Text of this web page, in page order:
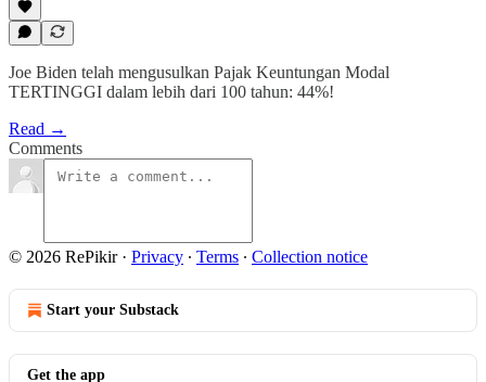
Joe Biden telah mengusulkan Pajak Keuntungan Modal
TERTINGGI dalam lebih dari 100 tahun: 44%!
Read →
Comments
© 2026 RePikir· Privacy ∙ Terms ∙ Collection notice
Start your Substack
Get the app